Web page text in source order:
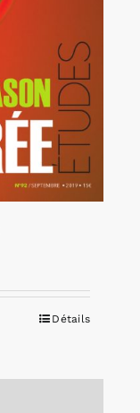
Détails